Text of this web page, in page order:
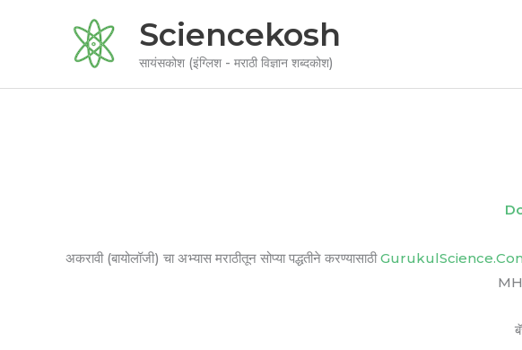
Sciencekosh
सायंसकोश (इंग्लिश - मराठी विज्ञान शब्दकोश)
अकरावी (बायोलॉजी) चा अभ्यास मराठीतून सोप्या पद्धतीने करण्यासाठी